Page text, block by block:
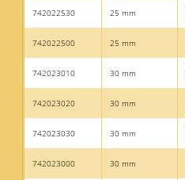
742022530 25 mm
742022500 25 mm
742023010 30 mm
742023020 30 mm
742023030 30 mm
742023000 30 mm